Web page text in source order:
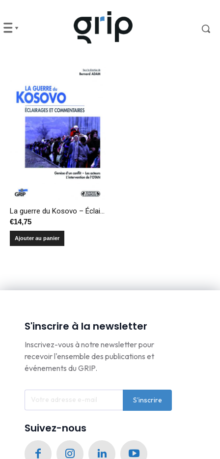
La guerre du Kosovo – Éclairages et commentaires
€14,75
Ajouter au panier
S'inscrire à la newsletter
Inscrivez-vous à notre newsletter pour
recevoir l'ensemble des publications et
événements du GRIP.
S'inscrire
Suivez-nous